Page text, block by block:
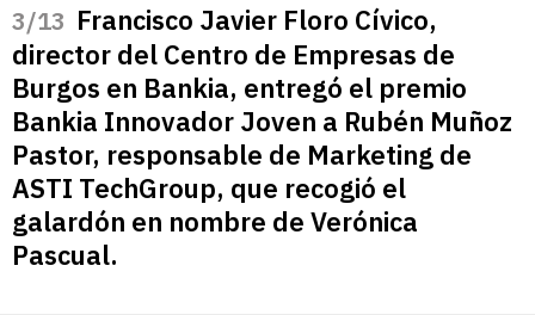
/13 Francisco Javier Floro Cívico,
director del Centro de Empresas de
Burgos en Bankia, entregó el premio
Bankia Innovador Joven a Rubén Muñoz
Pastor, responsable de Marketing de
ASTI TechGroup, que recogió el
galardón en nombre de Verónica
Pascual.